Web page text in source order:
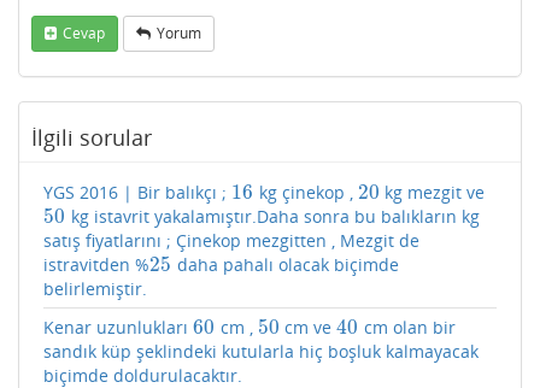
Cevap Yorum
İlgili sorular
YGS 2016 | Bir balıkçı ; 16
16 kg çinekop , 20
20 kg mezgit ve
50
50 kg istavrit yakalamıştır.Daha sonra bu balıkların kg
satış fiyatlarını ; Çinekop mezgitten , Mezgit de
istravitden %25
25 daha pahalı olacak biçimde
belirlemiştir.
Kenar uzunlukları 60
60 cm , 50
50 cm ve40
40 cm olan bir
sandık küp şeklindeki kutularla hiç boşluk kalmayacak
biçimde doldurulacaktır.